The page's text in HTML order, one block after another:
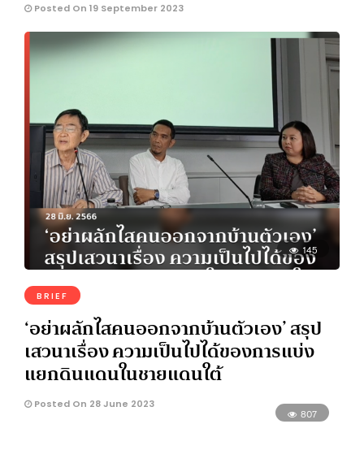
Posted On 19 September 2023
145
BRIEF
‘อย่าผลักไสคนออกจากบ้านตัวเอง’ สรุป
เสวนาเรื่อง ความเป็นไปได้ของการแบ่ง
แยกดินแดนในชายแดนใต้
Posted On 28 June 2023
807